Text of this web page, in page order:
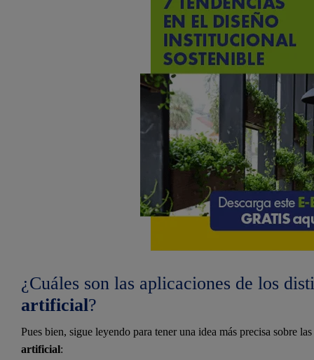
¿Cuáles son las aplicaciones de los
artificial?
Pues bien, sigue leyendo para tener una idea más precisa sobre
artificial: